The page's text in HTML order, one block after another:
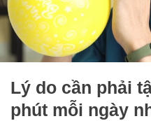
Lý do cần phải
phút mỗi ngày